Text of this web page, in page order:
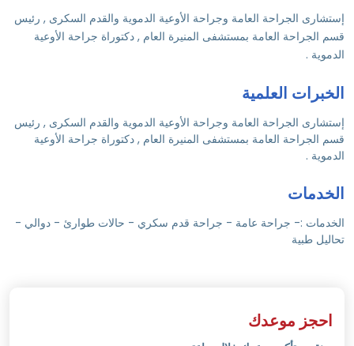
إستشارى الجراحة العامة وجراحة الأوعية الدموية والقدم السكرى , رئيس
قسم الجراحة العامة بمستشفى المنيرة العام , دكتوراة جراحة الأوعية
الدموية .
الخبرات العلمية
إستشارى الجراحة العامة وجراحة الأوعية الدموية والقدم السكرى , رئيس
قسم الجراحة العامة بمستشفى المنيرة العام , دكتوراة جراحة الأوعية
الدموية .
الخدمات
الخدمات :- جراحة عامة - جراحة قدم سكري - حالات طوارئ - دوالي -
تحاليل طبية
احجز موعدك